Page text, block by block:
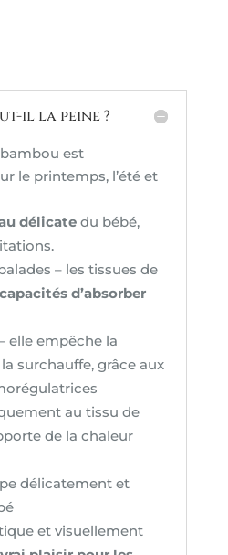
il la peine ?
est
le printemps, l’été et
délicatedu bébé,
– les tissues de
capacités d’absorber
elle empêche la
surchauffe, grâce aux
au tissu de
de la chaleur
délicatement et
et visuellement